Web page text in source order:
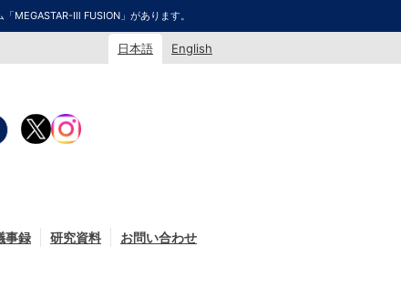
MEGASTAR-Ⅲ FUSION」があります。
日本語 English
事録 研究資料 お問い合わせ